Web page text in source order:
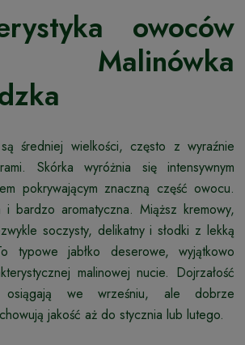
owoców
Malinówka
średniej wielkości, często z wyraźnie
Skórka wyróżnia się intensywnym
pokrywającym znaczną część owocu.
i bardzo aromatyczna. Miąższ kremowy,
soczysty, delikatny i słodki z lekką
typowe jabłko deserowe, wyjątkowo
malinowej nucie. Dojrzałość
we wrześniu, ale dobrze
jakość aż do stycznia lub lutego.